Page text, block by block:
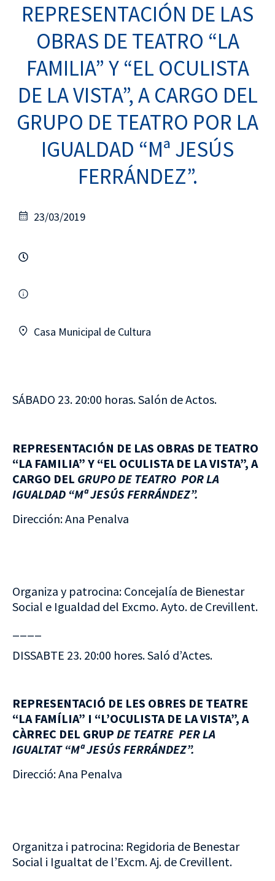
REPRESENTACIÓN DE LAS
OBRAS DE TEATRO “LA
FAMILIA” Y “EL OCULISTA
DE LA VISTA”, A CARGO DEL
GRUPO DE TEATRO POR LA
IGUALDAD “Mª JESÚS
FERRÁNDEZ”.
23/03/2019
Casa Municipal de Cultura
SÁBADO 23. 20:00 horas. Salón de Actos.
REPRESENTACIÓN DE LAS OBRAS DE TEATRO
“LA FAMILIA” Y “EL OCULISTA DE LA VISTA”, A
CARGO DEL GRUPO DE TEATRO POR LA
IGUALDAD “Mª JESÚS FERRÁNDEZ”.
Dirección: Ana Penalva
Organiza y patrocina: Concejalía de Bienestar
Social e Igualdad del Excmo. Ayto. de Crevillent.
DISSABTE 23. 20:00 hores. Saló d’Actes.
REPRESENTACIÓ DE LES OBRES DE TEATRE
“LA FAMÍLIA” I “L’OCULISTA DE LA VISTA”, A
CÀRREC DEL GRUP DE TEATRE PER LA
IGUALTAT “Mª JESÚS FERRÁNDEZ”.
Direcció: Ana Penalva
Organitza i patrocina: Regidoria de Benestar
Social i Igualtat de l’Excm. Aj. de Crevillent.